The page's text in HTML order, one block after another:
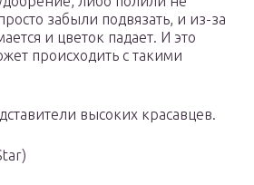
забыли подвязать, и из-за
и цветок падает. И это
происходить с такими
высоких красавцев.